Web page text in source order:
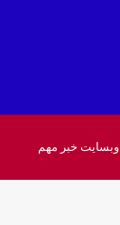
وبسایت خبر مهم